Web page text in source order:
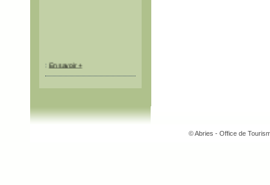
En savoir +
© Abries - Office de